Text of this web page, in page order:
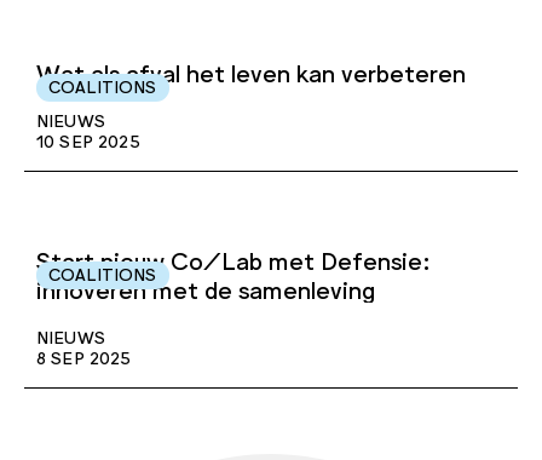
COALITIONS
Wat als afval het leven kan verbeteren
NIEUWS
10 SEP 2025
COALITIONS
Start nieuw Co/Lab met Defensie:
innoveren met de samenleving
NIEUWS
8 SEP 2025